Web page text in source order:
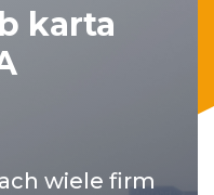
karta
wiele firm